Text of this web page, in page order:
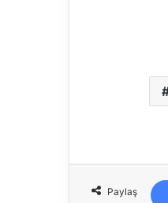
Paylaş